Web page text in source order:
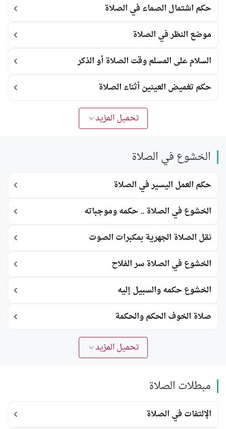
حكم اشتمال الصماء في الصلاة
موضع النظر في الصلاة
السلام على المسلم وقت الصلاة أو الذكر
حكم تغميض العينين أثناء الصلاة
تحميل المزيد
الخشوع في الصلاة
حكم العمل اليسير في الصلاة
الخشوع في الصلاة .. حكمه وموجباته
نقل الصلاة الجهرية بمكبرات الصوت
الخشوع في الصلاة سر الفلاح
الخشوع حكمه والسبيل إليه
صلاة الخوف الحكم والحكمة
تحميل المزيد
مبطلات الصلاة
الإلتفات في الصلاة